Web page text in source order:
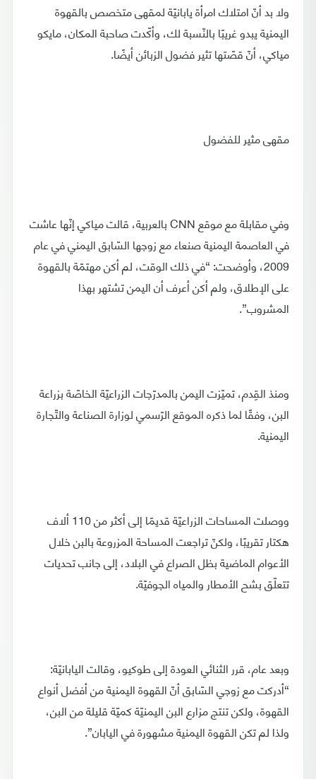
ولا بد أنّ امتلاك امرأة يابانيّة لمقهى متخصص بالقهوة
اليمنية يبدو غريبًا بالنّسبة لك، وأكّدت صاحبة المكان، مايكو
مياكي، أنّ قصّتها تثير فضول الزبائن أيضًا.
مقهى مثير للفضول
وفي مقابلة مع موقع CNN بالعربية، قالت مياكي إنّها عاشت
في العاصمة اليمنية صنعاء مع زوجها السّابق اليمني في عام
2009، وأوضحت: “في ذلك الوقت، لم أكن مهتمّة بالقهوة
على الإطلاق، ولم أكن أعرف أن اليمن تشتهر بهذا
المشروب”.
ومنذ القِدم، تميّزت اليمن بالمدرّجات الزراعيّة الخاصّة بزراعة
البن، وفقًا لما ذكره الموقع الرّسمي لوزارة الصناعة والتّجارة
اليمنية.
ووصلت المساحات الزراعيّة قديمًا إلى أكثر من 110 ألاف
هكتار تقريبًا، ولكنّ تراجعت المساحة المزروعة بالبن خلال
الأعوام الماضية بظل الصراع في البلاد، إلى جانب تحديات
تتعلّق بشح الأمطار والمياه الجوفيّة.
وبعد عام، قرر الثنائي العودة إلى طوكيو، وقالت اليابانيّة:
“أدركت مع زوجي السّابق أنّ القهوة اليمنية من أفضل أنواع
القهوة، ولكن تنتج مزارع البن اليمنيّة كميّة قليلة من البن،
ولذا لم تكن القهوة اليمنية مشهورة في اليابان”.